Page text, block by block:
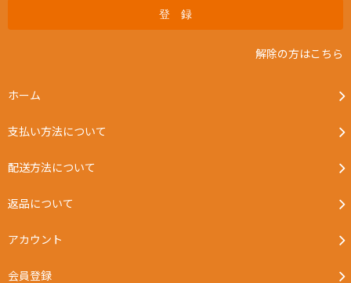
解除の方はこちら
ホーム
支払い方法について
配送方法について
返品について
アカウント
会員登録